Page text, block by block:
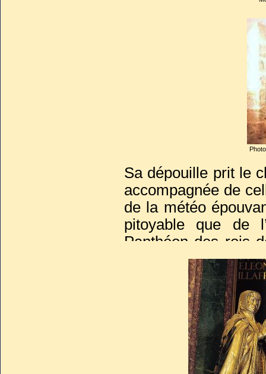
», et que les restes
La bienséance
auprès de ses
estimant qu’il
dépouilles
En attendant,
Sa dépouille prit le
accompagnée de
de la météo
pitoyable que de
Panthéon des rois
en bronze doré le
Portugal, et,
Hongrie et
mariage avec
(1528-1603)